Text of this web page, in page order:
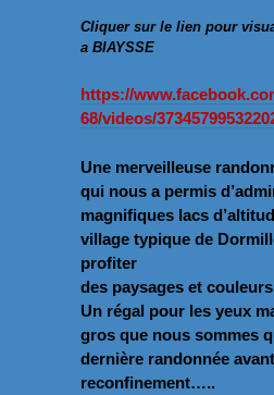
Cliquer sur le lien pour
a BIAYSSE
https://
68/videos/
Une merveilleuse
qui nous a permis
magnifiques lacs
village typique de
profiter
des paysages et
Un régal pour les yeux
gros que nous sommes
dernière randonnée
reconfinement…..